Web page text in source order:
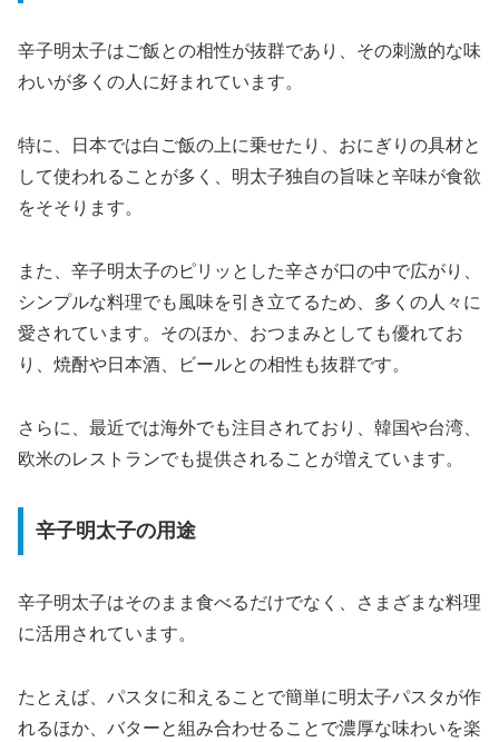
辛子明太子はご飯との相性が抜群であり、その刺激的な味
わいが多くの人に好まれています。
特に、日本では白ご飯の上に乗せたり、おにぎりの具材と
して使われることが多く、明太子独自の旨味と辛味が食欲
をそそります。
また、辛子明太子のピリッとした辛さが口の中で広がり、
シンプルな料理でも風味を引き立てるため、多くの人々に
愛されています。そのほか、おつまみとしても優れてお
り、焼酎や日本酒、ビールとの相性も抜群です。
さらに、最近では海外でも注目されており、韓国や台湾、
欧米のレストランでも提供されることが増えています。
辛子明太子の用途
辛子明太子はそのまま食べるだけでなく、さまざまな料理
に活用されています。
たとえば、パスタに和えることで簡単に明太子パスタが作
れるほか、バターと組み合わせることで濃厚な味わいを楽